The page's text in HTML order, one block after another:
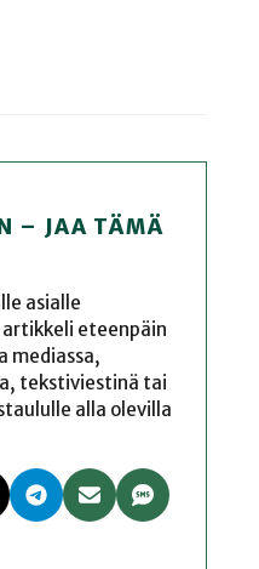
– JAA TÄMÄ
asialle
eteenpäin
mediassa,
tekstiviestinä tai
alla olevilla